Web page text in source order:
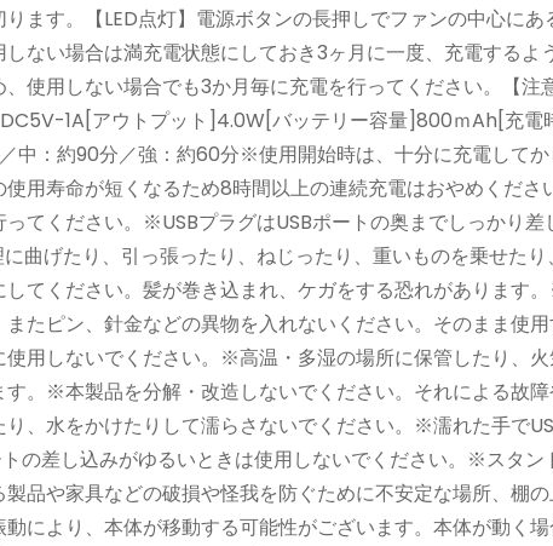
ます。【LED点灯】電源ボタンの長押しでファンの中心にあ
ない場合は満充電状態にしておき3ヶ月に一度、充電するよ
使用しない場合でも3か月毎に充電を行ってください。【
1A[アウトプット]4.0W[バッテリー容量]800ｍAh[充電
：約90分／強：約60分※使用開始時は、十分に充電してか
用寿命が短くなるため8時間以上の連続充電はおやめくださ
てください。※USBプラグはUSBポートの奥までしっかり差
曲げたり、引っ張ったり、ねじったり、重いものを乗せた
てください。髪が巻き込まれ、ケガをする恐れがあります
たピン、針金などの異物を入れないください。そのまま使用
用しないでください。※高温・多湿の場所に保管したり、火
。※本製品を分解・改造しないでください。それによる故
、水をかけたりして濡らさないでください。※濡れた手で
の差し込みがゆるいときは使用しないでください。※スタン
品や家具などの破損や怪我を防ぐために不安定な場所、棚
により、本体が移動する可能性がございます。本体が動く